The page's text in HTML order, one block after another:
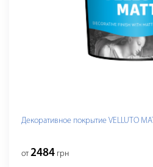
Декоративное покрытие VELLUTO
от2484 грн